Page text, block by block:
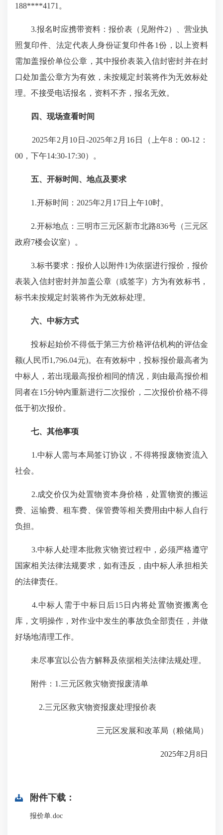
188****4171。
3.报名时应携带资料：报价表（见附件2）、营业执
照复印件、法定代表人身份证复印件各1份，以上资料
需加盖报价单位公章，其中报价表装入信封密封并在封
口处加盖公章方为有效，未按规定封装将作为无效标处
理。不接受电话报名，资料不齐，报名无效。
四、现场查看时间
2025年2月10日-2025年2月16日（上午8：00-12：
00，下午14:30-17:30）。
五、开标时间、地点及要求
1.开标时间：2025年2月17日上午10时。
2.开标地点：三明市三元区新市北路836号（三元区
政府7楼会议室）。
3.标书要求：报价人以附件1为依据进行报价，报价
表装入信封密封并加盖公章（或签字）方为有效标书，
标书未按规定封装将作为无效标处理。
六、中标方式
投标起始价不得低于第三方价格评估机构的评估金
额(人民币1,796.04元)。在有效标中，投标报价最高者为
中标人，若出现最高报价相同的情况，则由最高报价相
同者在15分钟内重新进行二次报价，二次报价价格不得
低于初次报价。
七、其他事项
1.中标人需与本局签订协议，不得将报废物资流入
社会。
2.成交价仅为处置物资本身价格，处置物资的搬运
费、运输费、租车费、保管费等相关费用由中标人自行
负担。
3.中标人处理本批救灾物资过程中，必须严格遵守
国家相关法律法规要求，如有违反，由中标人承担相关
的法律责任。
4.中标人需于中标日后15日内将处置物资搬离仓
库，文明操作，对作业中发生的事故负全部责任，并做
好场地清理工作。
未尽事宜以公告方解释及依据相关法律法规处理。
附件：1.三元区救灾物资报废清单
2.三元区救灾物资报废处理报价表
三元区发展和改革局（粮储局）
2025年2月8日
附件下载：
报价单.doc